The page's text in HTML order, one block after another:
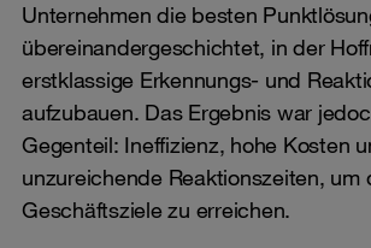
Unternehmen die besten
übereinandergeschichtet, in der
erstklassige Erkennungs- und
aufzubauen. Das Ergebnis war
Gegenteil: Ineffizienz, hohe Kosten
unzureichende Reaktionszeiten, um
Geschäftsziele zu erreichen.